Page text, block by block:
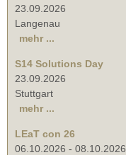
23.09.2026
Langenau
mehr ...
S14 Solutions Day
23.09.2026
Stuttgart
mehr ...
LEaT con 26
06.10.2026 - 08.10.2026